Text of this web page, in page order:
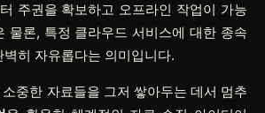
주권을 확보하고 오프라인 작업이 가능
물론, 특정 클라우드 서비스에 대한 종속
벽히 자유롭다는 의미입니다.
중한 자료들을 그저 쌓아두는 데서 멈추